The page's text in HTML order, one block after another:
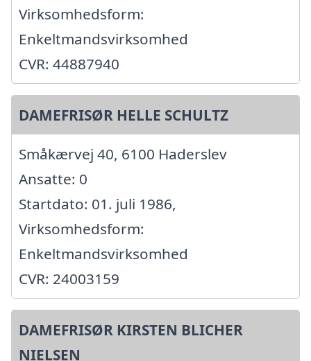
Virksomhedsform:
Enkeltmandsvirksomhed
CVR: 44887940
DAMEFRISØR HELLE SCHULTZ
Småkærvej 40, 6100 Haderslev
Ansatte: 0
Startdato: 01. juli 1986,
Virksomhedsform:
Enkeltmandsvirksomhed
CVR: 24003159
DAMEFRISØR KIRSTEN BLICHER
NIELSEN